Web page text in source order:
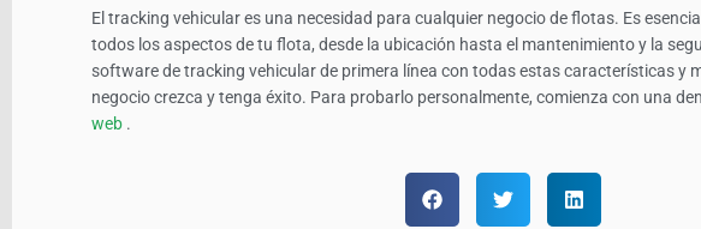
El tracking vehicular es una necesidad para cualquier negocio de flotas. Es
todos los aspectos de tu flota, desde la ubicación hasta el mantenimiento y la
software de tracking vehicular de primera línea con todas estas características y
negocio crezca y tenga éxito. Para probarlo personalmente, comienza con una
web .